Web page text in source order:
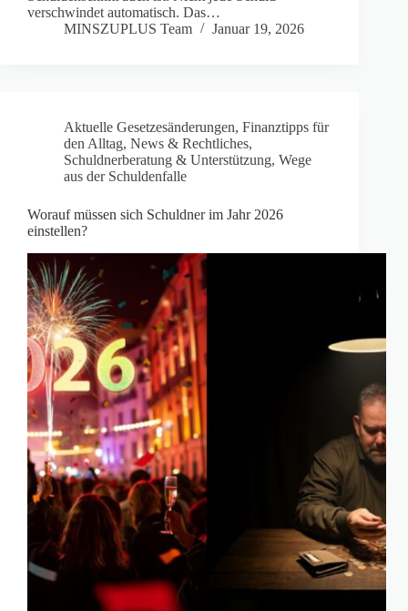
verschwindet automatisch. Das…
MINSZUPLUS Team
Januar 19, 2026
Aktuelle Gesetzesänderungen, Finanztipps für
den Alltag, News & Rechtliches,
Schuldnerberatung & Unterstützung, Wege
aus der Schuldenfalle
Worauf müssen sich Schuldner im Jahr 2026
einstellen?